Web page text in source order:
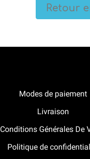
Retour
Modes de paiement
Livraison
Conditions Générales De
Politique de